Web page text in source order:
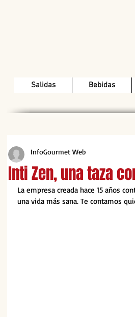
Salidas Bebidas
Inti Zen, una taza
InfoGourmet Web
La empresa creada hace 15 años
una vida más sana. Te contamos